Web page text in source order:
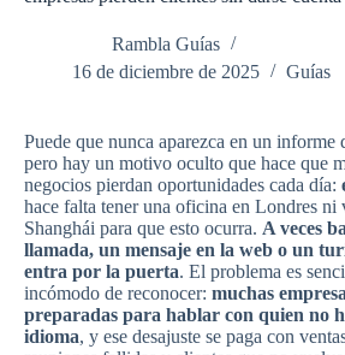
Rambla Guías
16 de diciembre de 2025
Guías
Puede que nunca aparezca en un informe
pero hay un motivo oculto que hace que
negocios pierdan oportunidades cada día:
hace falta tener una oficina en Londres ni
Shanghái para que esto ocurra. A veces
llamada, un mensaje en la web o un
entra por la puerta. El problema es
incómodo de reconocer: muchas
preparadas para hablar con quien no
idioma, y ese desajuste se paga con